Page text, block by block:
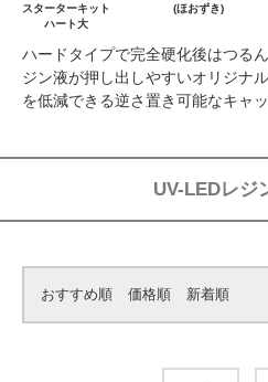
スターターキット
ハート大
(ほおずき)
ハードタイプで完全硬化後はつる
ジン液が押し出しやすいオリジナ
を低減できる逆さ置き可能なキャ
UV-LEDレジ
おすすめ順 価格順 新着順